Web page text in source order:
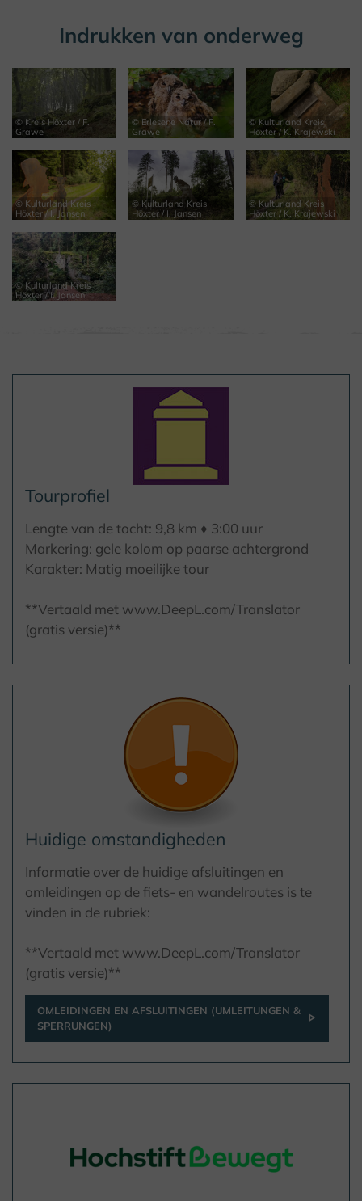
Indrukken van onderweg
© Kreis Höxter / F.
Grawe
© Erlesene Natur / F.
Grawe
© Kulturland Kreis
Höxter / K. Krajewski
© Kulturland Kreis
Höxter / I. Jansen
© Kulturland Kreis
Höxter / I. Jansen
© Kulturland Kreis
Höxter / K. Krajewski
© Kulturland Kreis
Höxter / I. Jansen
Tourprofiel
Lengte van de tocht: 9,8 km ♦ 3:00 uur
Markering: gele kolom op paarse achtergrond
Karakter: Matig moeilijke tour
**Vertaald met www.DeepL.com/Translator
(gratis versie)**
Huidige omstandigheden
Informatie over de huidige afsluitingen en
omleidingen op de fiets- en wandelroutes is te
vinden in de rubriek:
**Vertaald met www.DeepL.com/Translator
(gratis versie)**
OMLEIDINGEN EN AFSLUITINGEN (UMLEITUNGEN &
SPERRUNGEN)